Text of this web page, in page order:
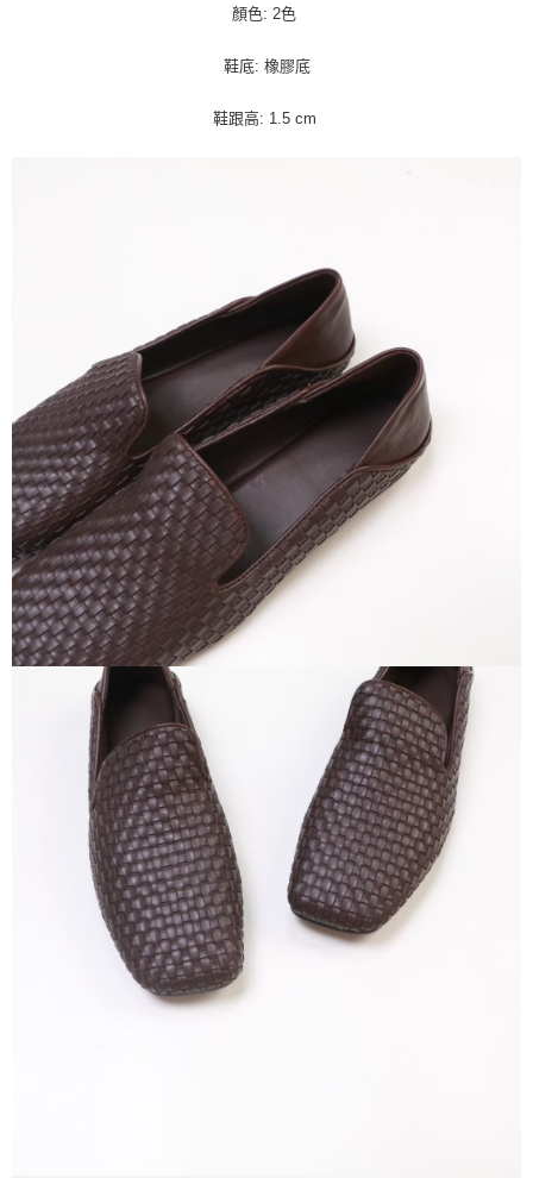
顏色: 2色
鞋底: 橡膠底
鞋跟高: 1.5 cm